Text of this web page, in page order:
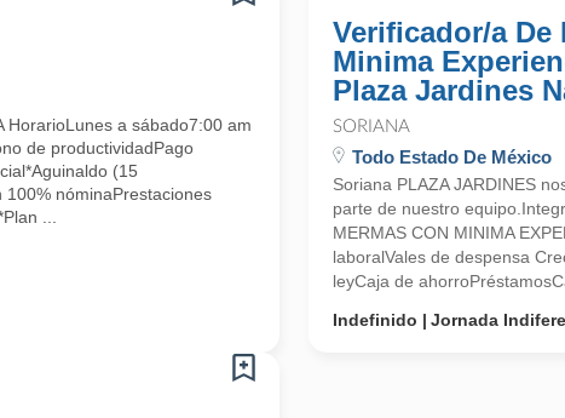
HorarioLunes a sábado7:00 am
de productividadPago
(15
100% nóminaPrestaciones
...
Verificador/a De
Minima
Plaza Jardines
SORIANA
Todo Estado De México
Soriana PLAZA JARDINES
parte de nuestro
MERMAS CON MINIMA
laboralVales de despensa
leyCaja de
Indefinido
Jornada